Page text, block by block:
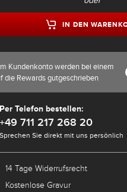
IN DEN
Kundenkonto werden bei einem
die Rewards gutgeschrieben
Per Telefon bestellen:
+49 711 217 268 20
Sprechen Sie direkt mit uns persönlich
14 Tage Widerrufsrecht
Kostenlose Gravur